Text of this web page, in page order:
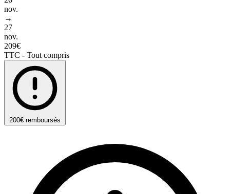
nov.
→
27
nov.
209€
TTC - Tout compris
200€ remboursés